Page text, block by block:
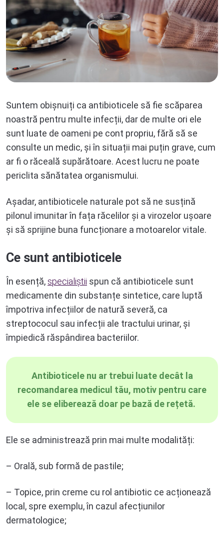
Suntem obișnuiți ca antibioticele să fie scăparea
noastră pentru multe infecții, dar de multe ori ele
sunt luate de oameni pe cont propriu, fără să se
consulte un medic, și în situații mai puțin grave, cum
ar fi o răceală supărătoare. Acest lucru ne poate
periclita sănătatea organismului.
Așadar, antibioticele naturale pot să ne susțină
pilonul imunitar în fața răcelilor și a virozelor ușoare
și să sprijine buna funcționare a motoarelor vitale.
Ce sunt antibioticele
În esență, specialiștii spun că antibioticele sunt
medicamente din substanțe sintetice, care luptă
împotriva infecțiilor de natură severă, ca
streptococul sau infecții ale tractului urinar, și
împiedică răspândirea bacteriilor.
Antibioticele nu ar trebui luate decât la
recomandarea medicul tău, motiv pentru care
ele se eliberează doar pe bază de rețetă.
Ele se administrează prin mai multe modalități:
– Orală, sub formă de pastile;
– Topice, prin creme cu rol antibiotic ce acționează
local, spre exemplu, în cazul afecțiunilor
dermatologice;